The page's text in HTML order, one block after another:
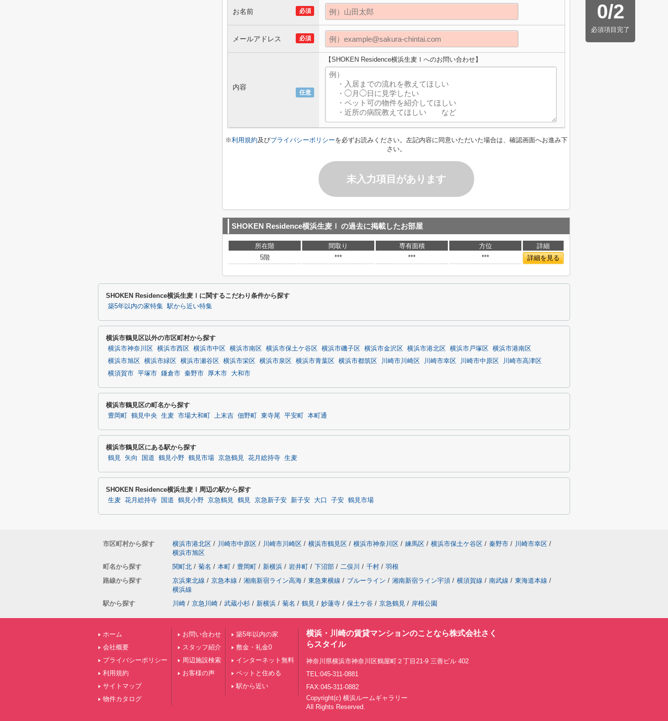
0/2
必須項目完了
必須
お名前
必須
メールアドレス
任意
内容
【SHOKEN Residence横浜生麦Ⅰへのお問い合わせ】
※利用規約及びプライバシーポリシーを必ずお読みください。左記内容に同意いただいた場合は、確認画面へお進み下
さい。
未入力項目があります
SHOKEN Residence横浜生麦Ⅰ の過去に掲載したお部屋
所在階 間取り 専有面積 方位
詳細
5階
*** *** *** 詳細を見る
SHOKEN Residence横浜生麦Ⅰに関するこだわり条件から探す
築5年以内の家特集 駅から近い特集
横浜市鶴見区以外の市区町村から探す
横浜市神奈川区 横浜市西区 横浜市中区 横浜市南区 横浜市保土ケ谷区 横浜市磯子区 横浜市金沢区 横浜市港北区 横浜市戸塚区
横浜市港南区
横浜市旭区
横浜市緑区 横浜市瀬谷区 横浜市栄区 横浜市泉区 横浜市青葉区 横浜市都筑区 川崎市川崎区 川崎市幸区 川崎市中原区
川崎市高津区
横須賀市 平塚市 鎌倉市 秦野市 厚木市 大和市
横浜市鶴見区の町名から探す
豊岡町 鶴見中央 生麦 市場大和町 上末吉 佃野町 東寺尾 平安町 本町通
横浜市鶴見区にある駅から探す
鶴見 矢向 国道 鶴見小野 鶴見市場 京急鶴見 花月総持寺 生麦
SHOKEN Residence横浜生麦Ⅰ周辺の駅から探す
生麦 花月総持寺 国道 鶴見小野 京急鶴見 鶴見 京急新子安 新子安 大口 子安 鶴見市場
市区町村から探す 横浜市港北区 / 川崎市中原区 / 川崎市川崎区 / 横浜市鶴見区 / 横浜市神奈川区 / 練馬区 / 横浜市保土ケ谷区 / 秦野市 / 川崎市幸区 /
横浜市旭区
町名から探す
関町北 / 菊名 / 本町 / 豊岡町 / 新横浜 / 岩井町 / 下沼部 / 二俣川 / 千村 / 羽根
路線から探す
京浜東北線 / 京急本線 / 湘南新宿ライン高海 / 東急東横線 / ブルーライン / 湘南新宿ライン宇須 / 横須賀線 / 南武線 / 東海道本線 /
横浜線
駅から探す
川崎 / 京急川崎 / 武蔵小杉 / 新横浜 / 菊名 / 鶴見 / 妙蓮寺 / 保土ケ谷 / 京急鶴見 / 岸根公園
ホーム
会社概要
プライバシーポリシー
利用規約
サイトマップ
物件カタログ
お問い合わせ
スタッフ紹介
周辺施設検索
お客様の声
築5年以内の家
敷金・礼金0
インターネット無料
ペットと住める
駅から近い
横浜・川崎の賃貸マンションのことなら株式会社さく
らスタイル
神奈川県横浜市神奈川区鶴屋町２丁目21-9 三善ビル 402
TEL:045-311-0881
FAX:045-311-0882
Copyright(c) 横浜ルームギャラリー
All Rights Reserved.